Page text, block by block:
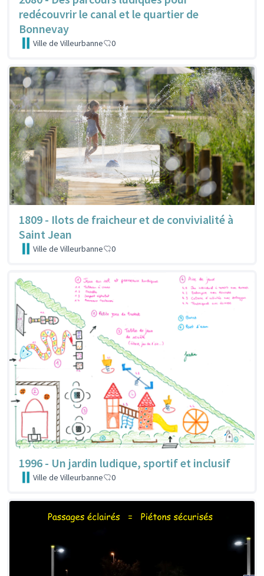
redécouvrir le canal et le quartier de
Bonnevay
Ville de Villeurbanne 0
1809 - Ilots de fraicheur et de convivialité à
Saint Jean
Ville de Villeurbanne 0
1996 - Un jardin ludique, sportif et inclusif
Ville de Villeurbanne 0